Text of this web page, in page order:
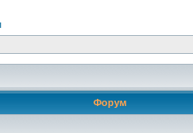
Форум